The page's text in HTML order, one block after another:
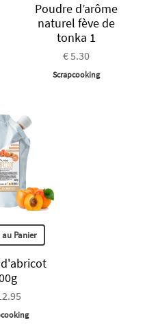
Poudre d’arôme
naturel fève de
tonka 1
€ 5.30
Scrapcooking
Panier